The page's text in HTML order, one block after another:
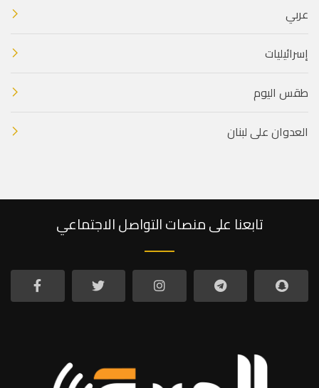
عربي
إسرائيليات
طقس اليوم
العدوان على لبنان
تابعنا على منصات التواصل الاجتماعي